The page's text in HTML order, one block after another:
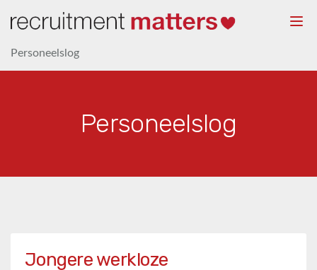
Personeelslog
Personeelslog
Jongere werkloze